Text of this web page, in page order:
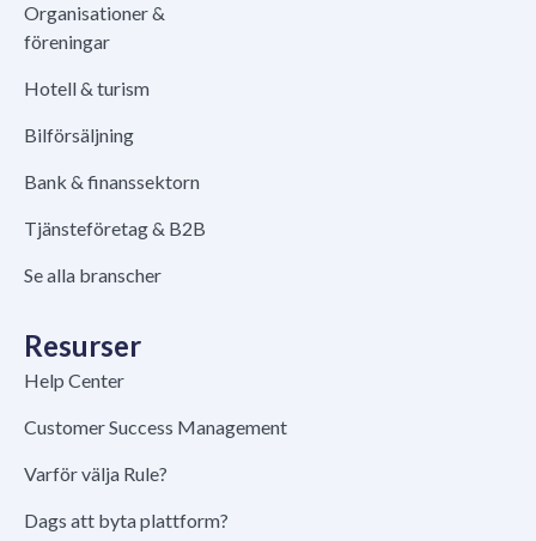
Organisationer &
föreningar
Hotell & turism
Bilförsäljning
Bank & finanssektorn
Tjänsteföretag & B2B
Se alla branscher
Resurser
Help Center
Customer Success Management
Varför välja Rule?
Dags att byta plattform?